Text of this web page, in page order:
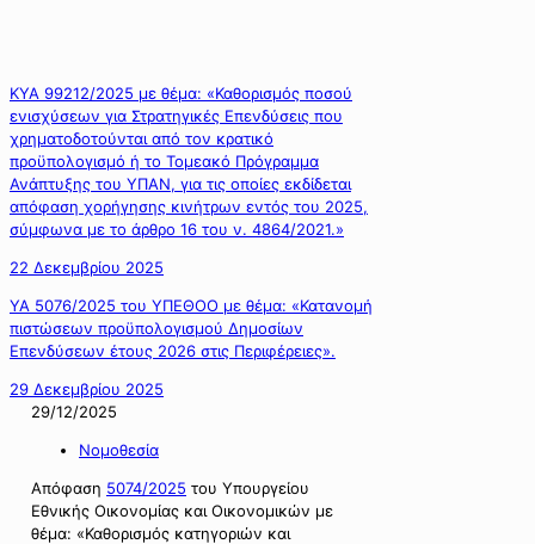
ΚΥΑ 99212/2025 με θέμα: «Καθορισμός ποσού
ενισχύσεων για Στρατηγικές Επενδύσεις που
χρηματοδοτούνται από τον κρατικό
προϋπολογισμό ή το Τομεακό Πρόγραμμα
Ανάπτυξης του ΥΠΑΝ, για τις οποίες εκδίδεται
απόφαση χορήγησης κινήτρων εντός του 2025,
σύμφωνα με το άρθρο 16 του ν. 4864/2021.»
22 Δεκεμβρίου 2025
ΥΑ 5076/2025 του ΥΠΕΘΟΟ με θέμα: «Κατανομή
πιστώσεων προϋπολογισμού Δημοσίων
Επενδύσεων έτους 2026 στις Περιφέρειες».
29 Δεκεμβρίου 2025
29/12/2025
Νομοθεσία
Απόφαση 5074/2025 του Υπουργείου
Εθνικής Οικονομίας και Οικονομικών με
θέμα: «Καθορισμός κατηγοριών και